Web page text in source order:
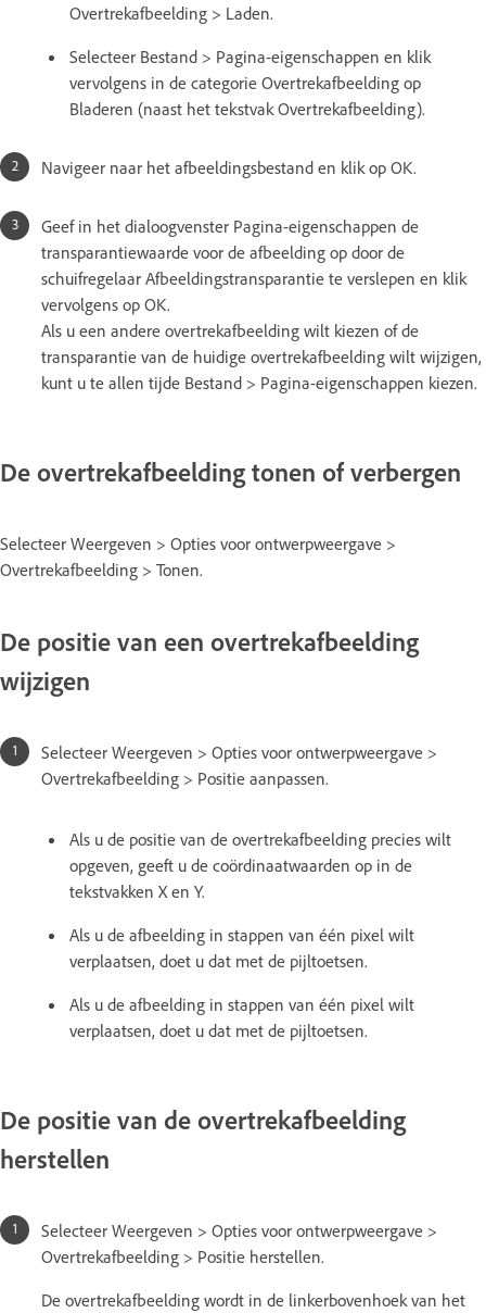
Overtrekafbeelding > Laden.
Selecteer Bestand > Pagina-eigenschappen en klik
vervolgens in de categorie Overtrekafbeelding op
Bladeren (naast het tekstvak Overtrekafbeelding).
Navigeer naar het afbeeldingsbestand en klik op OK.
Geef in het dialoogvenster Pagina-eigenschappen de
transparantiewaarde voor de afbeelding op door de
schuifregelaar Afbeeldingstransparantie te verslepen en klik
vervolgens op OK.
Als u een andere overtrekafbeelding wilt kiezen of de
transparantie van de huidige overtrekafbeelding wilt wijzigen,
kunt u te allen tijde Bestand > Pagina-eigenschappen kiezen.
De overtrekafbeelding tonen of verbergen
Selecteer Weergeven > Opties voor ontwerpweergave >
Overtrekafbeelding > Tonen.
De positie van een overtrekafbeelding
wijzigen
Selecteer Weergeven > Opties voor ontwerpweergave >
Overtrekafbeelding > Positie aanpassen.
Als u de positie van de overtrekafbeelding precies wilt
opgeven, geeft u de coördinaatwaarden op in de
tekstvakken X en Y.
Als u de afbeelding in stappen van één pixel wilt
verplaatsen, doet u dat met de pijltoetsen.
Als u de afbeelding in stappen van één pixel wilt
verplaatsen, doet u dat met de pijltoetsen.
De positie van de overtrekafbeelding
herstellen
Selecteer Weergeven > Opties voor ontwerpweergave >
Overtrekafbeelding > Positie herstellen.
De overtrekafbeelding wordt in de linkerbovenhoek van het